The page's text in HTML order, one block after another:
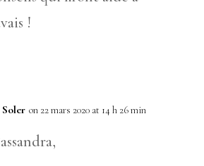
!
on 22 mars 2020 at 14 h 26 min